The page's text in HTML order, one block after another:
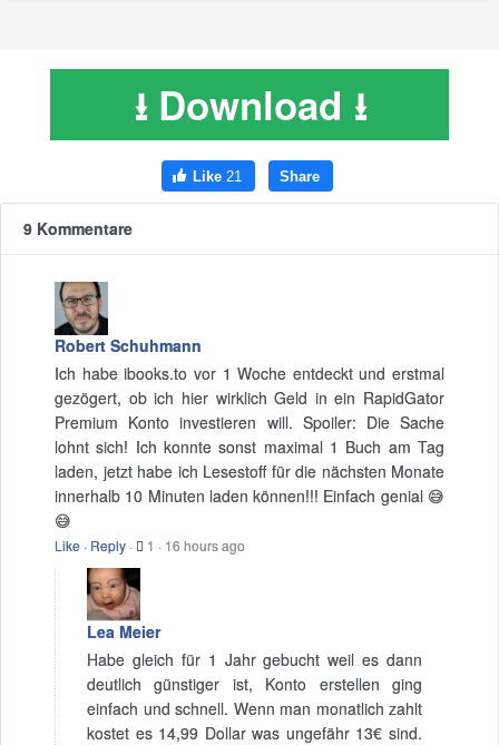
⭳ Download ⭳
9 Kommentare
Robert Schuhmann
Ich habe ibooks.to vor 1 Woche entdeckt und erstmal
gezögert, ob ich hier wirklich Geld in ein RapidGator
Premium Konto investieren will. Spoiler: Die Sache
lohnt sich! Ich konnte sonst maximal 1 Buch am Tag
laden, jetzt habe ich Lesestoff für die nächsten Monate
innerhalb 10 Minuten laden können!!! Einfach genial 😅
😅
Like · Reply · 1 · 16 hours ago
Lea Meier
Habe gleich für 1 Jahr gebucht weil es dann
deutlich günstiger ist, Konto erstellen ging
einfach und schnell. Wenn man monatlich zahlt
kostet es 14,99 Dollar was ungefähr 13€ sind.